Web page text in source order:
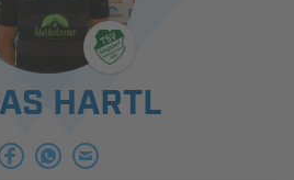
HARTL